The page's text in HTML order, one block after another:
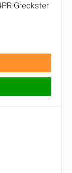
Greckster